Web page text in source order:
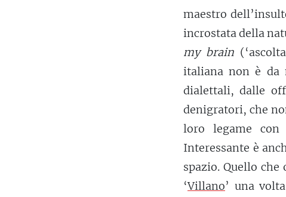
maestro
incrostata della
my brain
italiana non è da
dialettali, dalle
denigratori, che
loro legame
Interessante è
spazio. Quello
‘Villano’ una